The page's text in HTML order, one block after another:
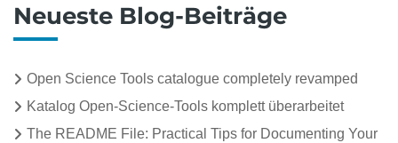
Neueste Blog-Beiträge
Open Science Tools catalogue completely revamped
Katalog Open-Science-Tools komplett überarbeitet
The README File: Practical Tips for Documenting Your